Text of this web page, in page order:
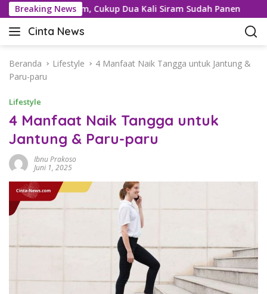
a
Breaking News
Sorgum, Cukup Dua Kali Siram Sudah Panen
Cinta News
C
n
t
N
e
w
s
K
a
b
a
e
Beranda Lifestyle
4 Manfaat Naik Tangga untuk Jantung &
Paru-paru
Lifestyle
4 Manfaat Naik Tangga untuk
Jantung & Paru-paru
Ibnu Prakoso
Juni 1, 2025